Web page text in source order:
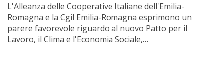
L'Alleanza delle Cooperative Italiane dell'Emilia-
Romagna e la Cgil Emilia-Romagna esprimono un
parere favorevole riguardo al nuovo Patto per il
Lavoro, il Clima e l'Economia Sociale,…